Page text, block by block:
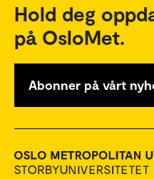
Hold deg
på OsloMet.
Abonner på vårt